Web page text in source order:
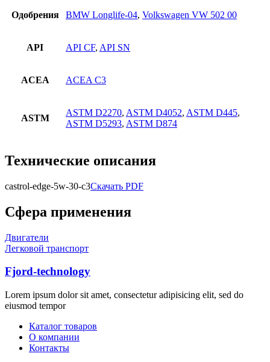
Одобрения BMW Longlife-04, Volkswagen VW 502 00
API API CF, API SN
ACEA ACEA C3
ASTM
ASTM D2270, ASTM D4052, ASTM D445,
ASTM D5293, ASTM D874
Технические описания
castrol-edge-5w-30-c3Скачать PDF
Сфера применения
Двигатели
Легковой транспорт
Fjord-technology
Lorem ipsum dolor sit amet, consectetur adipisicing elit, sed do
eiusmod tempor
Каталог товаров
О компании
Контакты